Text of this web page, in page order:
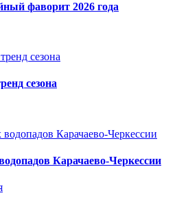
фаворит 2026 года
сезона
Карачаево-Черкессии